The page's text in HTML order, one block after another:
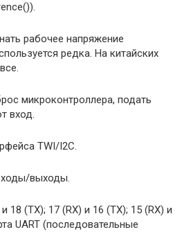
рабочее напряжение
редка. На китайских
микроконтроллера, подать
вход.
TWI/I2C.
выходы.
18 (TX); 17 (RX) и 16 (TX); 15 (RX) и
UART (последовательные